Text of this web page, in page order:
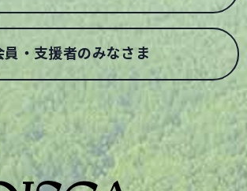
員・支援者のみなさま